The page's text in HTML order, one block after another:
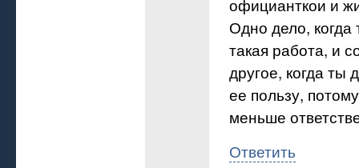
официанткои и
Одно дело, когда
такая работа, и
другое, когда ты
ее пользу,
меньше
Ответить